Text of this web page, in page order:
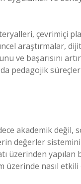
çevrimiçi
araştırmalar,
ve başarısını
pedagojik
akademik değil,
değerler
üzerinden
üzerinde nasıl